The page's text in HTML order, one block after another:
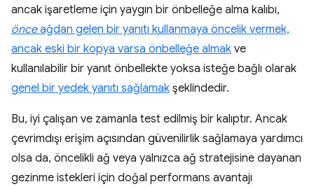
ancak işaretleme için yaygın bir önbelleğe alma kalıbı,
önceağdan gelen bir yanıtı kullanmaya öncelik vermek,
ancak eski bir kopya varsa önbelleğe almak ve
kullanılabilir bir yanıt önbellekte yoksa isteğe bağlı olarak
genel bir yedek yanıtı sağlamak şeklindedir.
Bu, iyi çalışan ve zamanla test edilmiş bir kalıptır. Ancak
çevrimdışı erişim açısından güvenilirlik sağlamaya yardımcı
olsa da, öncelikli ağ veya yalnızca ağ stratejisine dayanan
gezinme istekleri için doğal performans avantajı